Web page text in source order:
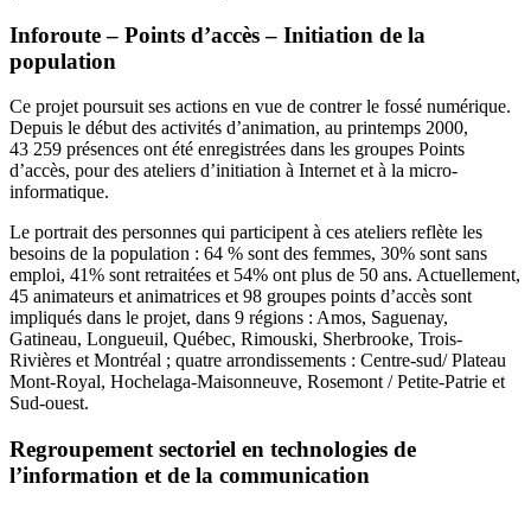
Inforoute – Points d’accès – Initiation de la
population
Ce projet poursuit ses actions en vue de contrer le fossé numérique.
Depuis le début des activités d’animation, au printemps 2000,
43 259 présences ont été enregistrées dans les groupes Points
d’accès, pour des ateliers d’initiation à Internet et à la micro-
informatique.
Le portrait des personnes qui participent à ces ateliers reflète les
besoins de la population : 64 % sont des femmes, 30% sont sans
emploi, 41% sont retraitées et 54% ont plus de 50 ans. Actuellement,
45 animateurs et animatrices et 98 groupes points d’accès sont
impliqués dans le projet, dans 9 régions : Amos, Saguenay,
Gatineau, Longueuil, Québec, Rimouski, Sherbrooke, Trois-
Rivières et Montréal ; quatre arrondissements : Centre-sud/ Plateau
Mont-Royal, Hochelaga-Maisonneuve, Rosemont / Petite-Patrie et
Sud-ouest.
Regroupement sectoriel en technologies de
l’information et de la communication